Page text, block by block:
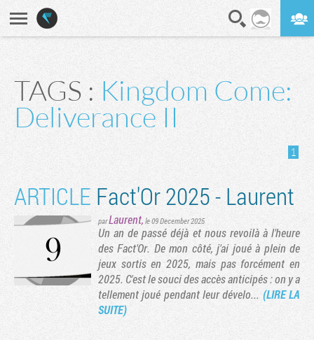
TAGS : Kingdom Come:
Deliverance II
1
ARTICLE Fact'Or 2025 - Laurent
parLaurent, le 09 December 2025
Un an de passé déjà et nous revoilà à l'heure
des Fact'Or. De mon côté, j'ai joué à plein de
jeux sortis en 2025, mais pas forcément en
2025. C'est le souci des accès anticipés : on y a
tellement joué pendant leur dévelo... (LIRE LA
SUITE)